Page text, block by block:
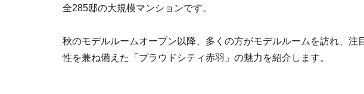
全285邸の大規模マンションです。
秋のモデルルームオープン以降、多くの方がモデルルームを訪れ、注
性を兼ね備えた「プラウドシティ赤羽」の魅力を紹介します。